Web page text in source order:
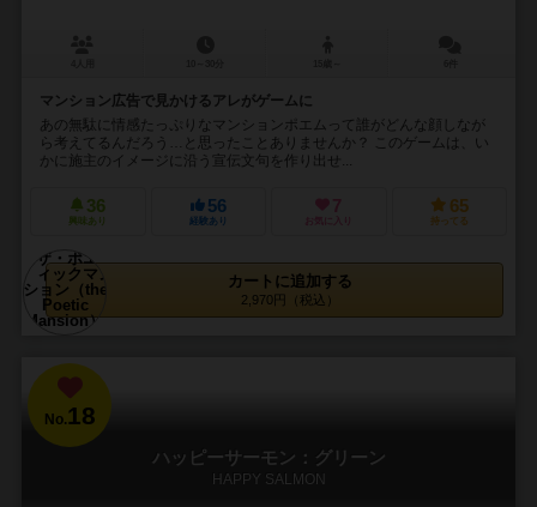
マンション広告で見かけるアレがゲームに
あの無駄に情感たっぷりなマンションポエムって誰がどんな顔しなが
ら考えてるんだろう…と思ったことありませんか？ このゲームは、い
かに施主のイメージに沿う宣伝文句を作り出せ...
36
興味あり
56
経験あり
7
お気に入り
65
持ってる
カートに追加する
2,970円（税込）
No.18
ハッピーサーモン：グリーン
HAPPY SALMON